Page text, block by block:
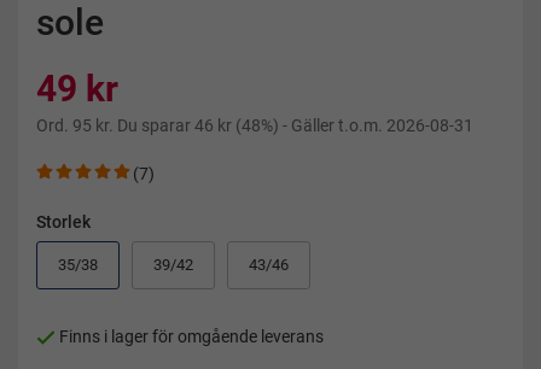
sole
49 kr
Ord. 95 kr. Du sparar46 kr (48%) - Gäller t.o.m. 2026-08-31
(7)
Storlek
35/38 39/42 43/46
Finns i lager för omgående leverans